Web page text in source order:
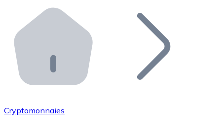
Distributeurs automatiques Bitnovo
Intégrez un ATM Bitnovo dans votre entreprise et
API Bitnovo
Intégrez notre API dans votre écosystème.
Rejoignez notre réseau de distributeurs et
Cryptomonnaies